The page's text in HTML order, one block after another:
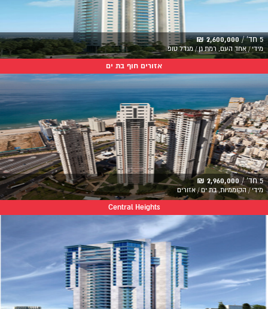
5 חד' / 2,600,000 ₪
מידי / אחד העם, רמת גן / מגדל טופ
אזורים חוף בת ים
5 חד' / 2,960,000 ₪
מידי / הקוממיות, בת ים / אזורים
Central Heights